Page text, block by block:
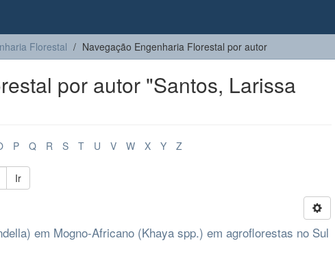
Florestal Navegação Engenharia Florestal por autor
por autor "Santos, Larissa
P Q R S T U V W X Y Z
Ir
em Mogno-Africano (Khaya spp.) em agroflorestas no Sul